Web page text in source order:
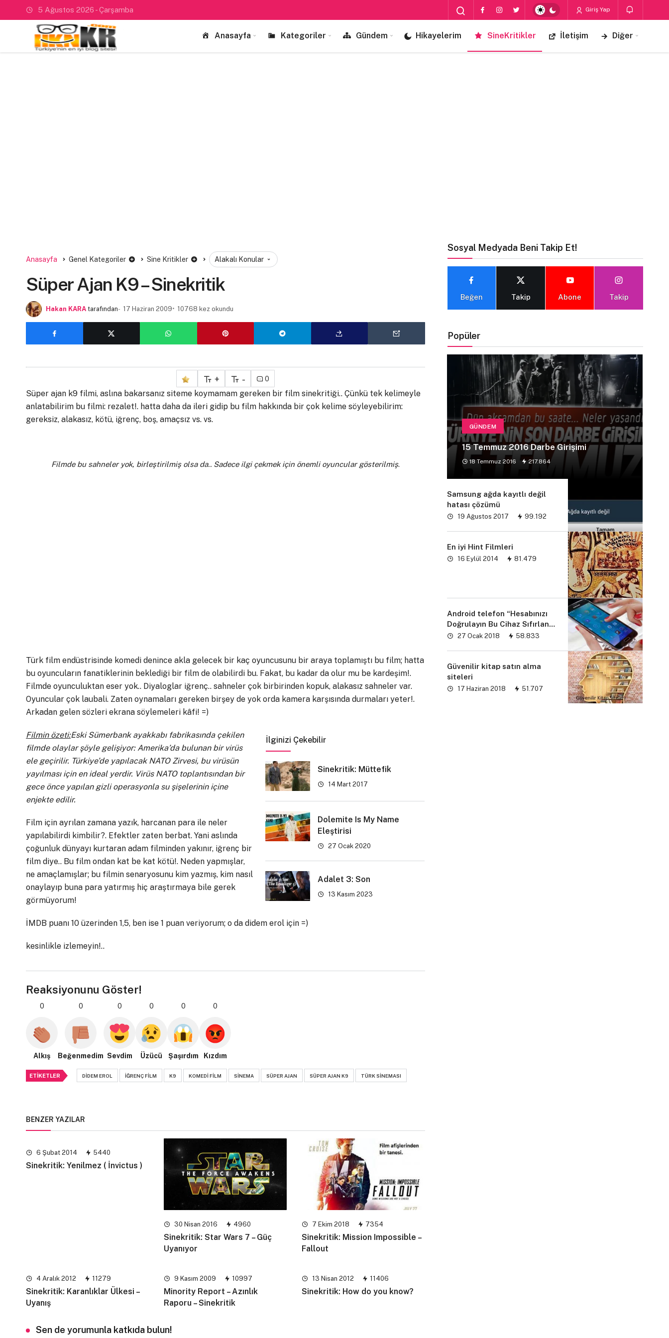
5 Ağustos 2026 - Çarşamba Giriş Yap
Anasayfa Kategoriler Gündem Hikayelerim SineKritikler İletişim Diğer
Anasayfa Genel Kategoriler Sine Kritikler Alakalı Konular
Süper Ajan K9 – Sinekritik
Hakan KARA tarafından 17 Haziran 2009 10768 kez okundu
+ - 0
Süper ajan k9 filmi, aslına bakarsanız siteme koymamam gereken bir film sinekritiği.. Çünkü tek kelimeyle
anlatabilirim bu filmi: rezalet!. hatta daha da ileri gidip bu film hakkında bir çok kelime söyleyebilirim:
gereksiz, alakasız, kötü, iğrenç, boş, amaçsız vs. vs.
Filmde bu sahneler yok, birleştirilmiş olsa da.. Sadece ilgi çekmek için önemli oyuncular gösterilmiş.
Türk film endüstrisinde komedi denince akla gelecek bir kaç oyuncusunu bir araya toplamıştı bu film; hatta
bu oyuncuların fanatiklerinin beklediği bir film de olabilirdi bu. Fakat, bu kadar da olur mu be kardeşim!.
Filmde oyunculuktan eser yok.. Diyaloglar iğrenç.. sahneler çok birbirinden kopuk, alakasız sahneler var.
Oyuncular çok laubali. Zaten oynamaları gereken birşey de yok orda kamera karşısında durmaları yeter!.
Arkadan gelen sözleri ekrana söylemeleri kâfi! =)
İlginizi Çekebilir
Sinekritik: Müttefik
14 Mart 2017
Dolemite Is My Name
Eleştirisi
27 Ocak 2020
Adalet 3: Son
13 Kasım 2023
Filmin özeti:Eski Sümerbank ayakkabı fabrikasında çekilen
filmde olaylar şöyle gelişiyor: Amerika’da bulunan bir virüs
ele geçirilir. Türkiye’de yapılacak NATO Zirvesi, bu virüsün
yayılması için en ideal yerdir. Virüs NATO toplantısından bir
gece önce yapılan gizli operasyonla su şişelerinin içine
enjekte edilir.
Film için ayrılan zamana yazık, harcanan para ile neler
yapılabilirdi kimbilir?. Efektler zaten berbat. Yani aslında
çoğunluk dünyayı kurtaran adam filminden yakınır, iğrenç bir
film diye.. Bu film ondan kat be kat kötü!. Neden yapmışlar,
ne amaçlamışlar; bu filmin senaryosunu kim yazmış, kim nasıl
onaylayıp buna para yatırmış hiç araştırmaya bile gerek
görmüyorum!
İMDB puanı 10 üzerinden 1,5, ben ise 1 puan veriyorum; o da didem erol için =)
kesinlikle izlemeyin!..
Reaksiyonunu Göster!
0
Alkış
0
Beğenmedim
0
Sevdim
0
Üzücü
0
Şaşırdım
0
Kızdım
ETIKETLER DIDEM EROL IĞRENÇ FILM K9 KOMEDI FILM SINEMA SÜPER AJAN SÜPER AJAN K9 TÜRK SINEMASI
BENZER YAZILAR
6 Şubat 2014 5440
Sinekritik: Yenilmez ( İnvictus )
30 Nisan 2016 4960
Sinekritik: Star Wars 7 – Güç
Uyanıyor
7 Ekim 2018 7354
Sinekritik: Mission Impossible –
Fallout
4 Aralık 2012 11279
Sinekritik: Karanlıklar Ülkesi –
Uyanış
9 Kasım 2009 10997
Minority Report – Azınlık
Raporu – Sinekritik
13 Nisan 2012 11406
Sinekritik: How do you know?
Sen de yorumunla katkıda bulun!
Sosyal Medyada Beni Takip Et!
Beğen Takip Abone Takip
Popüler
GÜNDEM
15 Temmuz 2016 Darbe Girişimi
18 Temmuz 2016 217.864
Samsung ağda kayıtlı değil
hatası çözümü
19 Ağustos 2017 99.192
En iyi Hint Filmleri
16 Eylül 2014 81.479
Android telefon “Hesabınızı
Doğrulayın Bu Cihaz Sıfırlandı
sorunu” çözümü
27 Ocak 2018 58.833
Güvenilir kitap satın alma
siteleri
17 Haziran 2018 51.707